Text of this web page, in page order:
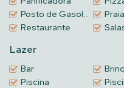
Posto de Gasolina
Praia
Restaurante
Salas
Lazer
Bar
Piscina